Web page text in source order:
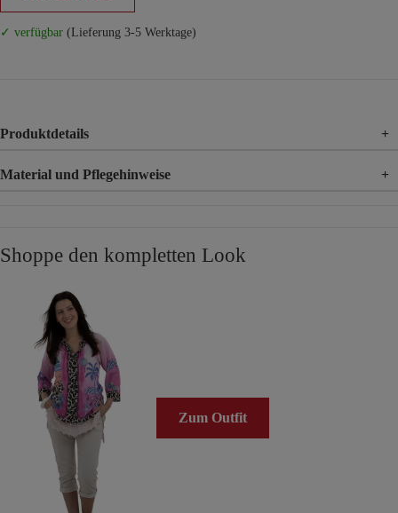
✓ verfügbar (Lieferung 3-5 Werktage)
Produktdetails +
Material und Pflegehinweise +
Shoppe den kompletten Look
Zum Outfit